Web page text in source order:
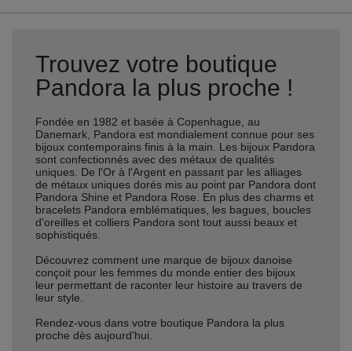
Trouvez votre boutique
Pandora la plus proche !
Fondée en 1982 et basée à Copenhague, au
Danemark, Pandora est mondialement connue pour ses
bijoux contemporains finis à la main. Les bijoux Pandora
sont confectionnés avec des métaux de qualités
uniques. De l'Or à l'Argent en passant par les alliages
de métaux uniques dorés mis au point par Pandora dont
Pandora Shine et Pandora Rose. En plus des charms et
bracelets Pandora emblématiques, les bagues, boucles
d'oreilles et colliers Pandora sont tout aussi beaux et
sophistiqués.
Découvrez comment une marque de bijoux danoise
conçoit pour les femmes du monde entier des bijoux
leur permettant de raconter leur histoire au travers de
leur style.
Rendez-vous dans votre boutique Pandora la plus
proche dès aujourd'hui.